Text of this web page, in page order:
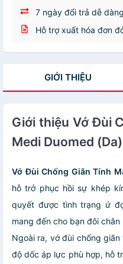
7 ngày đổi trả dễ dàng
Hỗ trợ xuất hóa đơn
GIỚI THIỆU
Giới thiệu Vớ Đùi
Medi Duomed (Da)
Vớ Đùi Chống Giãn Tính
hỗ trở phục hồi sự khép
quyết được tình trạng ứ
mang đến cho bạn đôi
Ngoài ra, vớ đùi chống
độ dốc áp lực phù hợp, hỗ